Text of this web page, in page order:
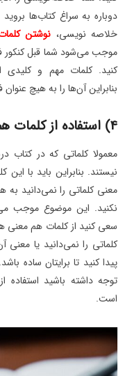
دوباره به سراغ کتاب‌ها
خلاصه نویسی، نوشتن
موجب می‌شود شما قبل کنکور
کنید. کلمات مهم و
بنابراین آن‌ها را به هیچ
4) استفاده از کلمات هم معنی
معمولا کلماتی که در کتاب
نیستند. بنابراین باید با
معنی کلماتی را نمی‌دانید به
نکنید. این موضوع موجب
سعی کنید از کلمات هم معنی
کلماتی را نمی‌دانید یا
پیدا کنید تا برایتان ساده
توجه داشته باشید
است.